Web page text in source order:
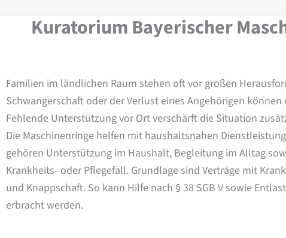
Kuratorium Bayerischer
Familien im ländlichen Raum stehen oft vor großen
Schwangerschaft oder der Verlust eines Angehörigen
Fehlende Unterstützung vor Ort verschärft die Situation
Die Maschinenringe helfen mit haushaltsnahen
gehören Unterstützung im Haushalt, Begleitung im Alltag
Krankheits- oder Pflegefall. Grundlage sind Verträge mit
und Knappschaft. So kann Hilfe nach § 38 SGB V sowie
erbracht werden.